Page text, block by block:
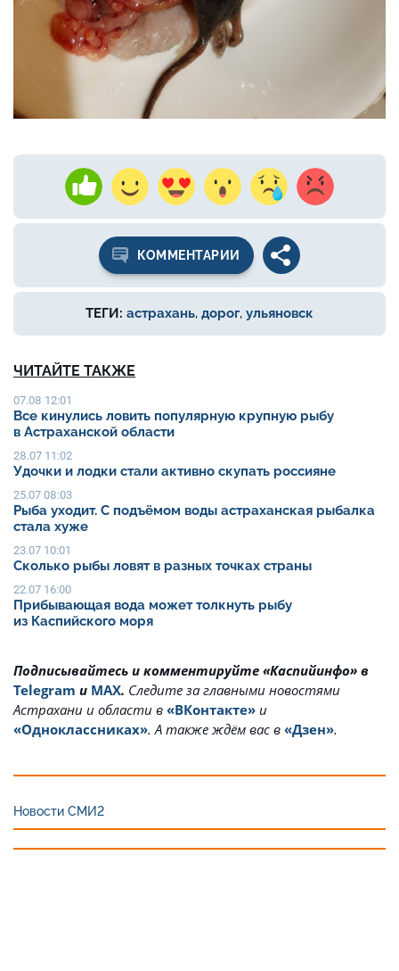
КОММЕНТАРИИ
ТЕГИ: астрахань, дорог, ульяновск
ЧИТАЙТЕ ТАКЖЕ
07.08 12:01
Все кинулись ловить популярную крупную рыбу
в Астраханской области
28.07 11:02
Удочки и лодки стали активно скупать россияне
25.07 08:03
Рыба уходит. С подъёмом воды астраханская рыбалка
стала хуже
23.07 10:01
Сколько рыбы ловят в разных точках страны
22.07 16:00
Прибывающая вода может толкнуть рыбу
из Каспийского моря
Подписывайтесь и комментируйте «Каспийинфо» в
Telegram и MAX. Cледите за главными новостями
Астрахани и области в «ВКонтакте» и
«Одноклассниках». А также ждём вас в «Дзен».
Новости СМИ2